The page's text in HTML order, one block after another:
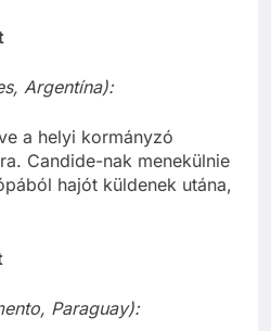
Argentína):
a helyi kormányzó
Candide-nak menekülnie
hajót küldenek utána,
Paraguay):